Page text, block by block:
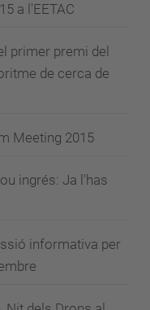
a l'EETAC
primer premi del
de cerca de
Meeting 2015
ingrés: Ja l'has
informativa per